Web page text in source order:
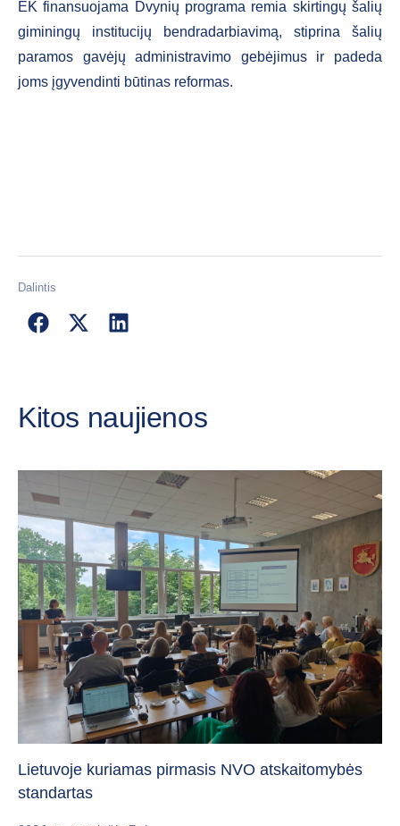
EK finansuojama Dvynių programa remia skirtingų šalių
giminingų institucijų bendradarbiavimą, stiprina šalių
paramos gavėjų administravimo gebėjimus ir padeda
joms įgyvendinti būtinas reformas.
Dalintis
Kitos naujienos
Lietuvoje kuriamas pirmasis NVO atskaitomybės
standartas